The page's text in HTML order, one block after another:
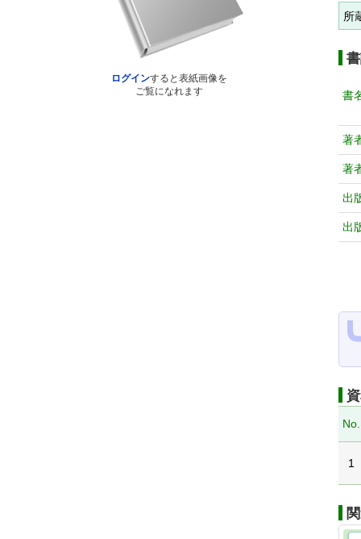
ログインすると表紙画像を
ご覧になれます
所
書
著
著
出
出
No.
1